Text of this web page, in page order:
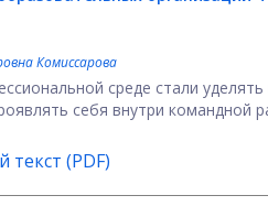
Комиссарова
среде стали
себя внутри командной
(PDF)